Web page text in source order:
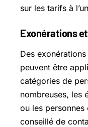
sur les tarifs à
Exonérations
Des
peuvent être
catégories de
nombreuses, les
ou les
conseillé de